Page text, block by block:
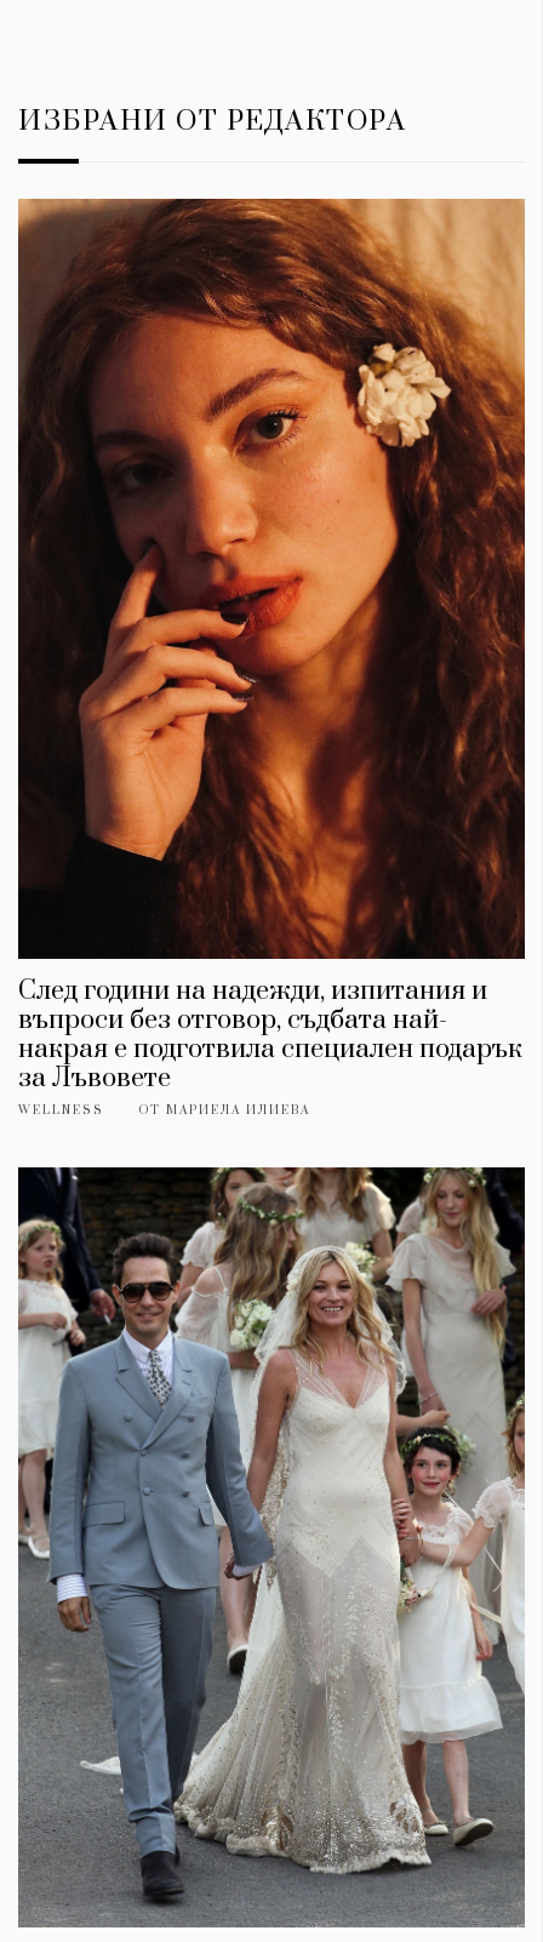
ИЗБРАНИ ОТ РЕДАКТОРА
След години на надежди, изпитания и
въпроси без отговор, съдбата най-
накрая е подготвила специален подарък
за Лъвовете
WELLNESS ОТ МАРИЕЛА ИЛИЕВА
КАТЕГОРИИ
Wine&Dine
Подкасти
Мода
Dialogue
Изкуство
ЗА НАС
Условия за
ползване
За нас
Реклама
Политика за